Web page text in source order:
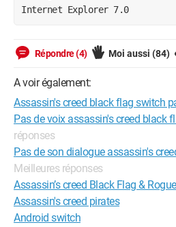
Internet Explorer 7.0
Répondre (4) Moi aussi (84)
A voir également:
Assassin's creed black flag switch
Pas de voix assassin's creed black
réponses
Pas de son dialogue assassin's
Meilleures réponses
Assassin’s creed Black Flag & Rogue
Assassin's creed pirates
Android switch